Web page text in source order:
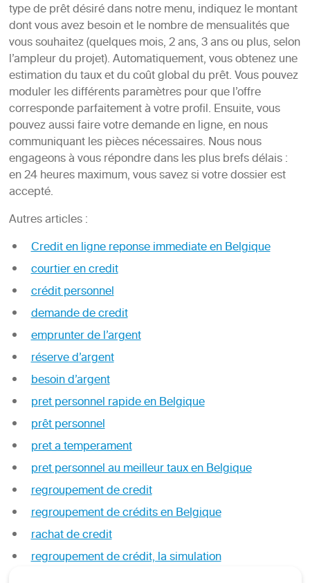
type de prêt désiré dans notre menu, indiquez le montant
dont vous avez besoin et le nombre de mensualités que
vous souhaitez (quelques mois, 2 ans, 3 ans ou plus, selon
l’ampleur du projet). Automatiquement, vous obtenez une
estimation du taux et du coût global du prêt. Vous pouvez
moduler les différents paramètres pour que l’offre
corresponde parfaitement à votre profil. Ensuite, vous
pouvez aussi faire votre demande en ligne, en nous
communiquant les pièces nécessaires. Nous nous
engageons à vous répondre dans les plus brefs délais :
en 24 heures maximum, vous savez si votre dossier est
accepté.
Autres articles :
Credit en ligne reponse immediate en Belgique
courtier en credit
crédit personnel
demande de credit
emprunter de l’argent
réserve d’argent
besoin d’argent
pret personnel rapide en Belgique
prêt personnel
pret a temperament
pret personnel au meilleur taux en Belgique
regroupement de credit
regroupement de crédits en Belgique
rachat de credit
regroupement de crédit, la simulation